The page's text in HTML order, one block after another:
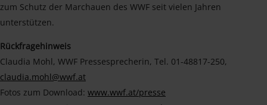
zum Schutz der Marchauen des WWF seit vielen Jahren
unterstützen.
Rückfragehinweis
Claudia Mohl, WWF Pressesprecherin, Tel. 01-48817-250,
claudia.mohl@wwf.at
Fotos zum Download: www.wwf.at/presse